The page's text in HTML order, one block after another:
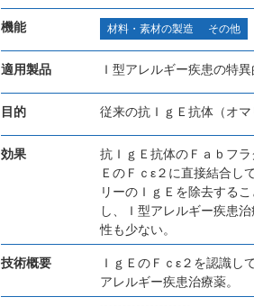
機能 材料・素材の製造 その他
適用製品 Ｉ型アレルギー疾患の特
目的 従来の抗ＩｇＥ抗体（オ
効果
抗ＩｇＥ抗体のＦａｂフ
ＥのＦｃε２に直接結合し
リーのＩｇＥを除去する
し、Ｉ型アレルギー疾患
性も少ない。
技術概要
ＩｇＥのＦｃε２を認識
アレルギー疾患治療薬。